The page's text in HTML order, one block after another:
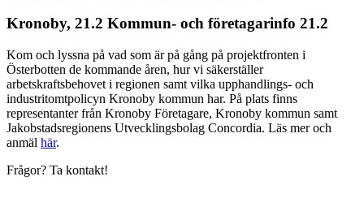
Kronoby, 21.2 Kommun- och företagarinfo 21.2
Kom och lyssna på vad som är på gång på projektfronten i
Österbotten de kommande åren, hur vi säkerställer
arbetskraftsbehovet i regionen samt vilka upphandlings- och
industritomtpolicyn Kronoby kommun har. På plats finns
representanter från Kronoby Företagare, Kronoby kommun samt
Jakobstadsregionens Utvecklingsbolag Concordia. Läs mer och
anmäl här.
Frågor? Ta kontakt!